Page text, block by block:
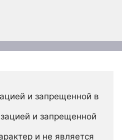
и запрещенной в
и запрещенной
и не является